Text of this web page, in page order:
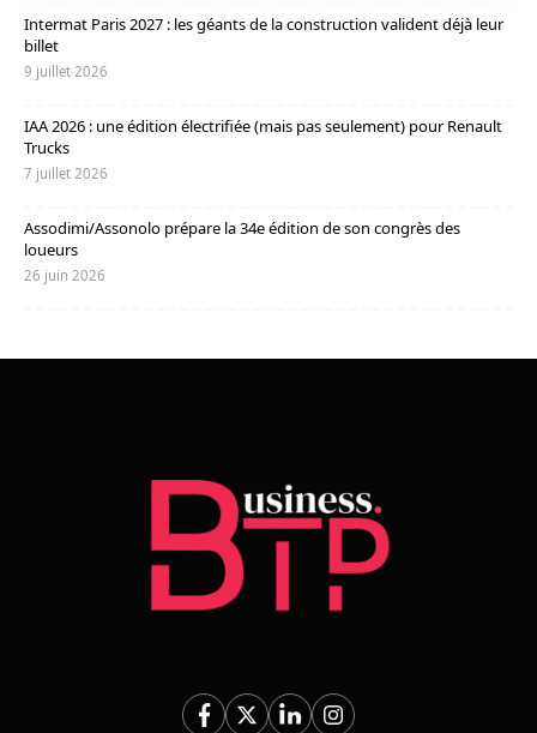
Intermat Paris 2027 : les géants de la construction valident déjà leur
billet
9 juillet 2026
IAA 2026 : une édition électrifiée (mais pas seulement) pour Renault
Trucks
7 juillet 2026
Assodimi/Assonolo prépare la 34e édition de son congrès des
loueurs
26 juin 2026